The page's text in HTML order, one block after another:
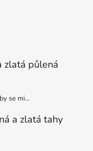
zlatá půlená
se mi...
a zlatá tahy